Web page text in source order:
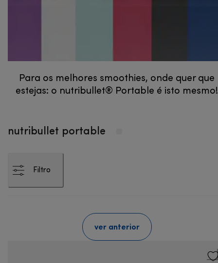
Para os melhores smoothies, onde quer que
estejas: o nutribullet® Portable é isto mesmo!
nutribullet portable
Filtro
ver anterior